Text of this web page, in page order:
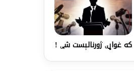
ﮐﻪ ﻏﻮﺍړﯤ ﮊﻭﺭﻧﺎﻟﯧﺴﺖ ﺷﯥ !